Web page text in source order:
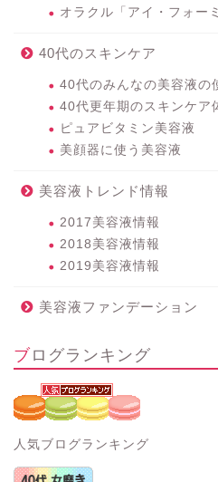
オラクル「アイ・フォー
40代のスキンケア
40代のみんなの美容液の
40代更年期のスキンケア
ピュアビタミン美容液
美顔器に使う美容液
美容液トレンド情報
2017美容液情報
2018美容液情報
2019美容液情報
美容液ファンデーション
ブログランキング
人気ブログランキング